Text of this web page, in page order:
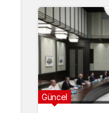
Güncel